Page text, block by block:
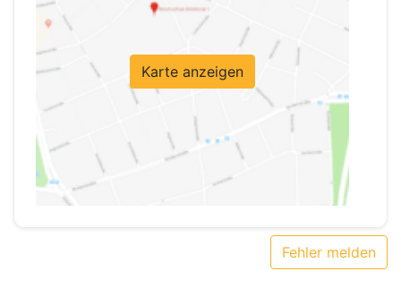
Karte anzeigen
Fehler melden